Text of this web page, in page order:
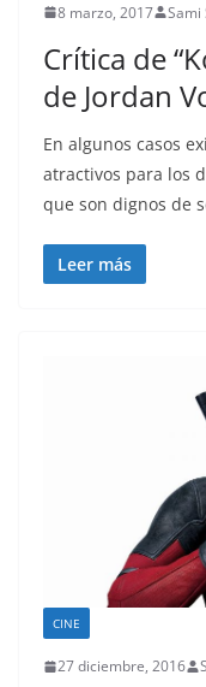
8 marzo, 2017 Sami
Crítica de
de Jordan
En algunos casos
atractivos para los
que son dignos de
Leer más
CINE
27 diciembre, 2016